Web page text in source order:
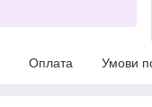
Оплата Умови